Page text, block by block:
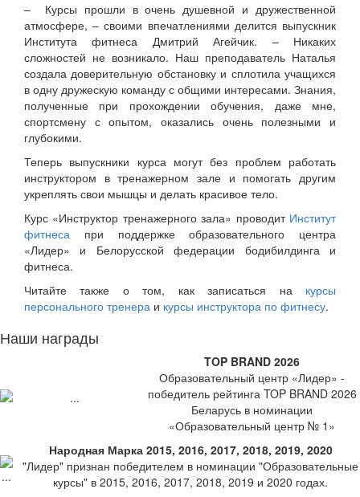
– Курсы прошли в очень душевной и дружественной
атмосфере, – своими впечатлениями делится выпускник
Института фитнеса Дмитрий Агейчик. – Никаких
сложностей не возникало. Наш преподаватель Наталья
создала доверительную обстановку и сплотила учащихся
в одну дружескую команду с общими интересами. Знания,
полученные при прохождении обучения, даже мне,
спортсмену с опытом, оказались очень полезными и
глубокими.
Теперь выпускники курса могут без проблем работать
инструктором в тренажерном зале и помогать другим
укреплять свои мышцы и делать красивое тело.
Курс «Инструктор тренажерного зала» проводит Институт
фитнеса при поддержке образовательного центра
«Лидер» и Белорусской федерации бодибилдинга и
фитнеса.
Читайте также о том, как записаться на курсы
персонального тренера и курсы инструктора по фитнесу.
Наши награды
TOP BRAND 2026
Образовательный центр «Лидер» -
победитель рейтинга TOP BRAND 2026
Беларусь в номинации
«Образовательный центр № 1»
Народная Марка 2015, 2016, 2017, 2018, 2019, 2020
"Лидер" признан победителем в номинации "Образовательные
курсы" в 2015, 2016, 2017, 2018, 2019 и 2020 годах.